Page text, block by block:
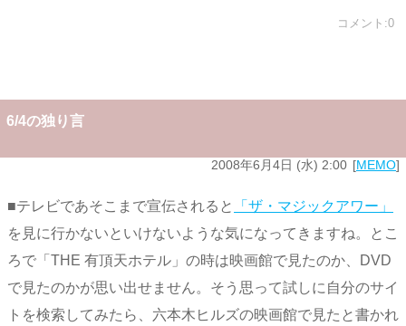
コメント:0
6/4の独り言
2008年6月4日 (水) 2:00 MEMO
■テレビであそこまで宣伝されると
「ザ・マジックアワー」
を見に行かないといけないような気になってきますね。とこ
ろで「THE 有頂天ホテル」の時は映画館で見たのか、DVD
で見たのかが思い出せません。そう思って試しに自分のサイ
トを検索してみたら、六本木ヒルズの映画館で見たと書かれ